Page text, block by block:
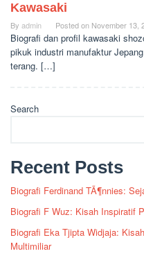
Kawasaki
By admin Posted on November 13,
Biografi dan profil kawasaki
pikuk industri manufaktur
terang. […]
Search
Recent Posts
Biografi Ferdinand TÃ¶nnies:
Biografi F Wuz: Kisah Inspiratif
Biografi Eka Tjipta Widjaja:
Multimiliar